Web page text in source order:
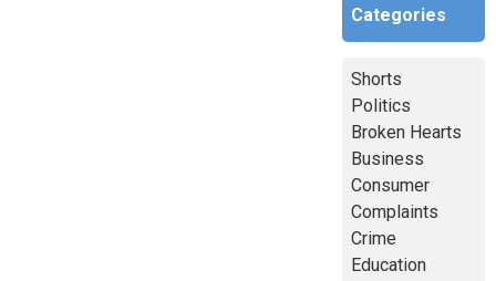
Categories
Shorts
Politics
Broken Hearts
Business
Consumer
Complaints
Crime
Education